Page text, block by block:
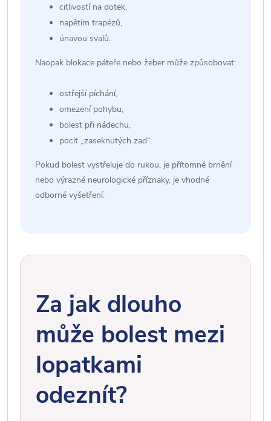
citlivostí na dotek,
napětím trapézů,
únavou svalů.
Naopak blokace páteře nebo žeber může způsobovat:
ostřejší píchání,
omezení pohybu,
bolest při nádechu,
pocit „zaseknutých zad“.
Pokud bolest vystřeluje do rukou, je přítomné brnění
nebo výrazné neurologické příznaky, je vhodné
odborné vyšetření.
Za jak dlouho
může bolest mezi
lopatkami
odeznít?